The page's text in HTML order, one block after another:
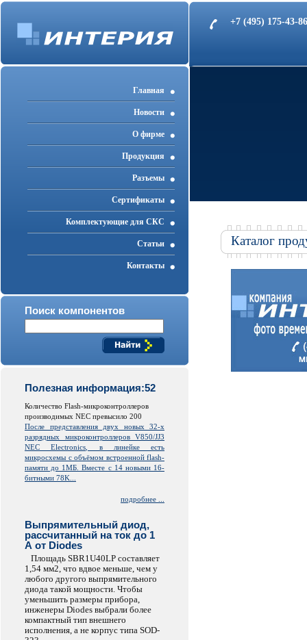
+7 (495) 175-43-
Главная
Новости
О фирме
Продукция
Разъемы
Cертификаты
Комплектующие для СКС
Статьи
Контакты
Поиск компонентов
Полезная информация:52
Количество Flash-микроконтроллеров
производимых NEC превысило 200
После представления двух новых 32-х
разрядных микроконтроллеров V850/JJ3
NEC Electronics, в линейке есть
микросхемы с объёмом встроенной flash-
памяти до 1МБ. Вместе с 14 новыми 16-
битными 78K...
подробнее ...
Выпрямительный диод,
рассчитанный на ток до 1
А от Diodes
Площадь SBR1U40LP составляет
1,54 мм2, что вдвое меньше, чем у
любого другого выпрямительного
диода такой мощности. Чтобы
уменьшить размеры прибора,
инженеры Diodes выбрали более
компактный тип внешнего
исполнения, а не корпус типа SOD-
Каталог